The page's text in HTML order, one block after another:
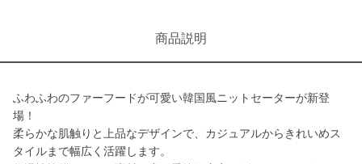
商品説明
ふわふわのファーフードが可愛い韓国風ニットセーターが新登
場！
柔らかな肌触りと上品なデザインで、カジュアルからきれいめス
タイルまで幅広く活躍します。